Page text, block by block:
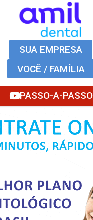
SUA EMPRESA
VOCÊ / FAMÍLIA
PASSO-A-PASSO